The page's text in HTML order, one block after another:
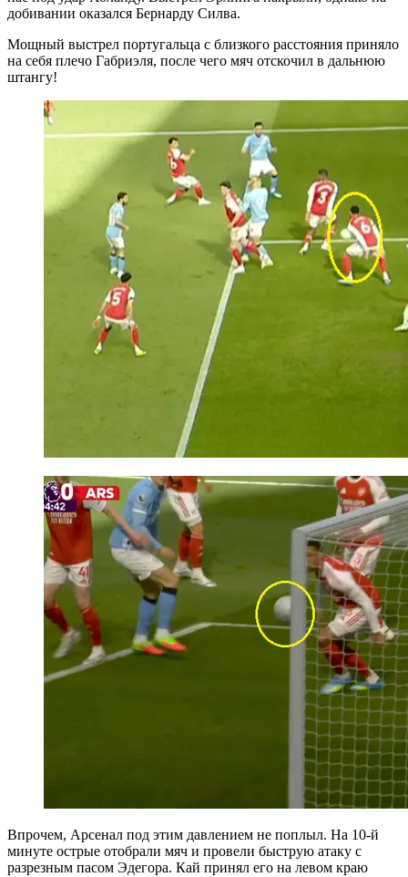
добивании оказался Бернарду Силва.
Мощный выстрел португальца с близкого расстояния приняло
на себя плечо Габриэля, после чего мяч отскочил в дальнюю
штангу!
Впрочем, Арсенал под этим давлением не поплыл. На 10-й
минуте острые отобрали мяч и провели быструю атаку с
разрезным пасом Эдегора. Кай принял его на левом краю